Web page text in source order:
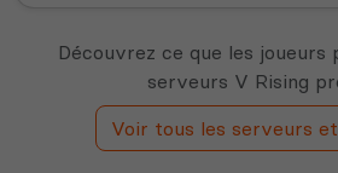
Découvrez ce que les joueurs
serveurs V Rising
Voir tous les serveurs